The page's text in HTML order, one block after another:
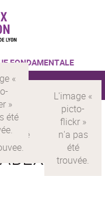
FONDAMENTALE